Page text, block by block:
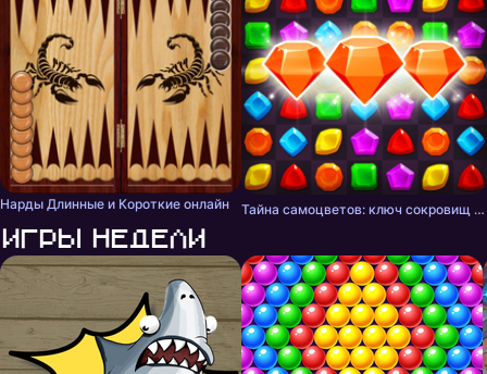
Нарды Длинные и Короткие онлайн Тайна самоцветов: ключ сокровищ - три в ряд
Игры недели